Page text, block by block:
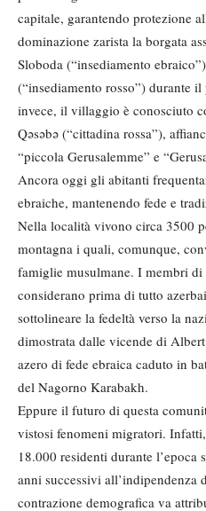
capitale, garantendo protezione
dominazione zarista la borgata
Sloboda (“insediamento
(“insediamento rosso”) durante
invece, il villaggio è conosciuto
Qəsəbə (“cittadina rossa”),
“piccola Gerusalemme” e
Ancora oggi gli abitanti
ebraiche, mantenendo fede e
Nella località vivono circa 3500
montagna i quali, comunque,
famiglie musulmane. I membri di
considerano prima di tutto
sottolineare la fedeltà verso la
dimostrata dalle vicende di
azero di fede ebraica caduto in
del Nagorno Karabakh.
Eppure il futuro di questa
vistosi fenomeni migratori. Infatti,
18.000 residenti durante
anni successivi all’indipendenza
contrazione demografica va